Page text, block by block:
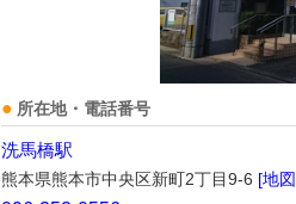
所在地・電話番号
洗馬橋駅
熊本県熊本市中央区新町2丁目9-6 [地